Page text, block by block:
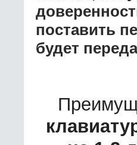
поставить
будет